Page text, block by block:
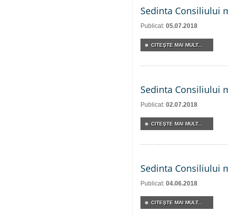
Sedinta Consiliului
Publicat: 05.07.2018
CITEŞTE MAI MULT...
Sedinta Consiliului
Publicat: 02.07.2018
CITEŞTE MAI MULT...
Sedinta Consiliului
Publicat: 04.06.2018
CITEŞTE MAI MULT...